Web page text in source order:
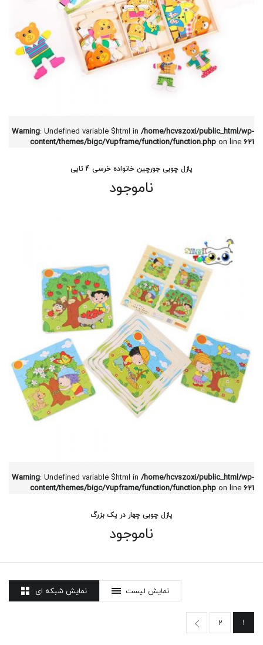
Warning: Undefined variable $html in /home/hcvszoxi/public_html/wp-
content/themes/bigc/7upframe/function/function.php on line 621
پازل چوبی جورچین خانواده خرسی 4 تایی
ناموجود
Warning: Undefined variable $html in /home/hcvszoxi/public_html/wp-
content/themes/bigc/7upframe/function/function.php on line 621
پازل چوبی چهار در یک بزرگ
ناموجود
نمایش شبکه ای نمایش لیست
1
2